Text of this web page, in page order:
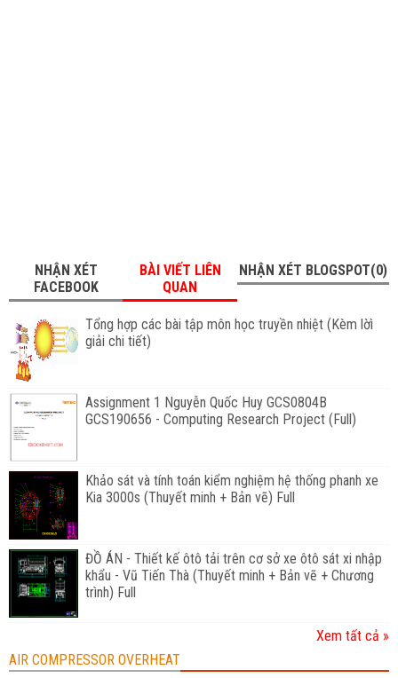
NHẬN XÉT
FACEBOOK
BÀI VIẾT LIÊN
QUAN
NHẬN XÉT BLOGSPOT(0)
Tổng hợp các bài tập môn học truyền nhiệt (Kèm lờì
giải chi tiết)
Assignment 1 Nguyễn Quốc Huy GCS0804B
GCS190656 - Computing Research Project (Full)
Khảo sát và tính toán kiểm nghiệm hệ thống phanh xe
Kia 3000s (Thuyết minh + Bản vẽ) Full
ĐỒ ÁN - Thiết kế ôtô tải trên cơ sở xe ôtô sát xi nhập
khẩu - Vũ Tiến Thà (Thuyết minh + Bản vẽ + Chương
trình) Full
Xem tất cả »
AIR COMPRESSOR OVERHEAT